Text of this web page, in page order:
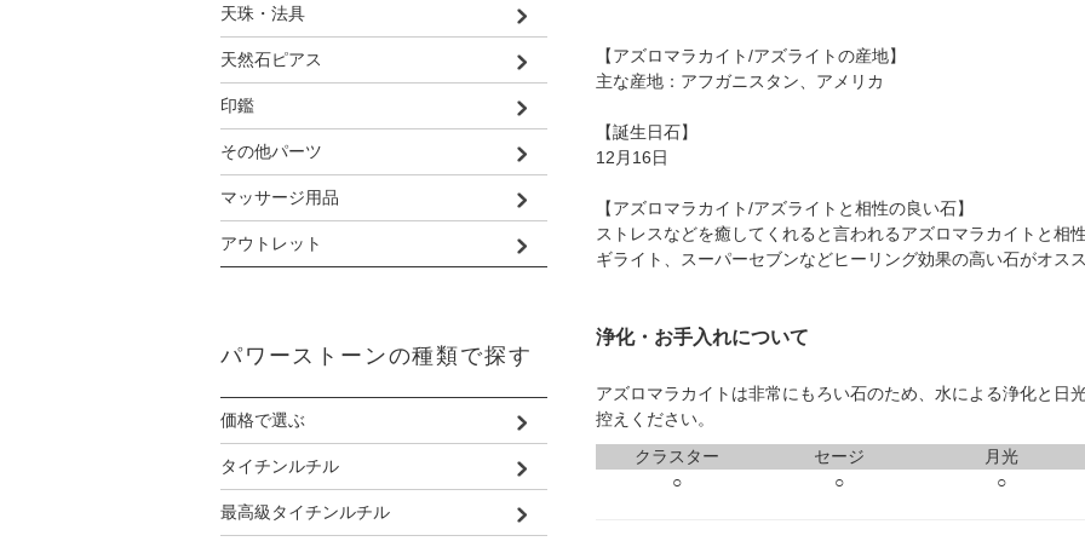
【アズロマラカイト/アズライトの産地】
主な産地：アフガニスタン、アメリカ
【誕生日石】
12月16日
【アズロマラカイト/アズライトと相性の良い石】
ストレスなどを癒してくれると言われるアズロマラカイトと相
ギライト 、 スーパーセブンなどヒーリング効果の高い石がオスス
浄化・お手入れについて
アズロマラカイトは非常にもろい石のため、水による浄化と日
控えください。
クラスター
セージ 月光
○
○ ○
天珠・法具
天然石ピアス
印鑑
その他パーツ
マッサージ用品
アウトレット
パワーストーンの種類で探す
価格で選ぶ
タイチンルチル
最高級タイチンルチル